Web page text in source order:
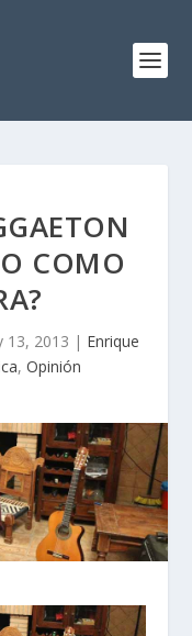
COMO
13, 2013 | Enrique
, Opinión